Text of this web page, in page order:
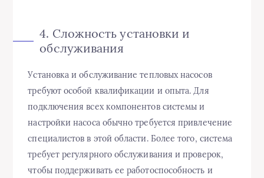
4. Сложность установки и
обслуживания
Установка и обслуживание тепловых насосов
требуют особой квалификации и опыта. Для
подключения всех компонентов системы и
настройки насоса обычно требуется привлечение
специалистов в этой области. Более того, система
требует регулярного обслуживания и проверок,
чтобы поддерживать ее работоспособность и